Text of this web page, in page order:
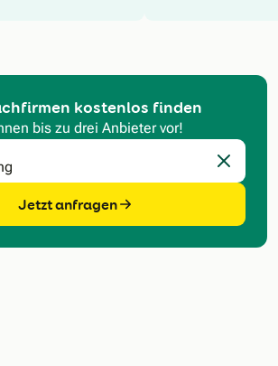
kostenlos finden
bis zu drei Anbieter vor!
Eingabe
Jetzt anfragen